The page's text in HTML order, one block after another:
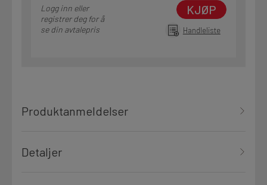
Logg inn eller
registrer deg for å
se din avtalepris
KJØP
Handleliste
Produktanmeldelser
Detaljer